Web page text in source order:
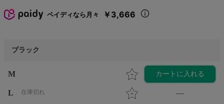
ペイディなら月々 ￥3,666
ブラック
M カートに入れる
L 在庫切れ —